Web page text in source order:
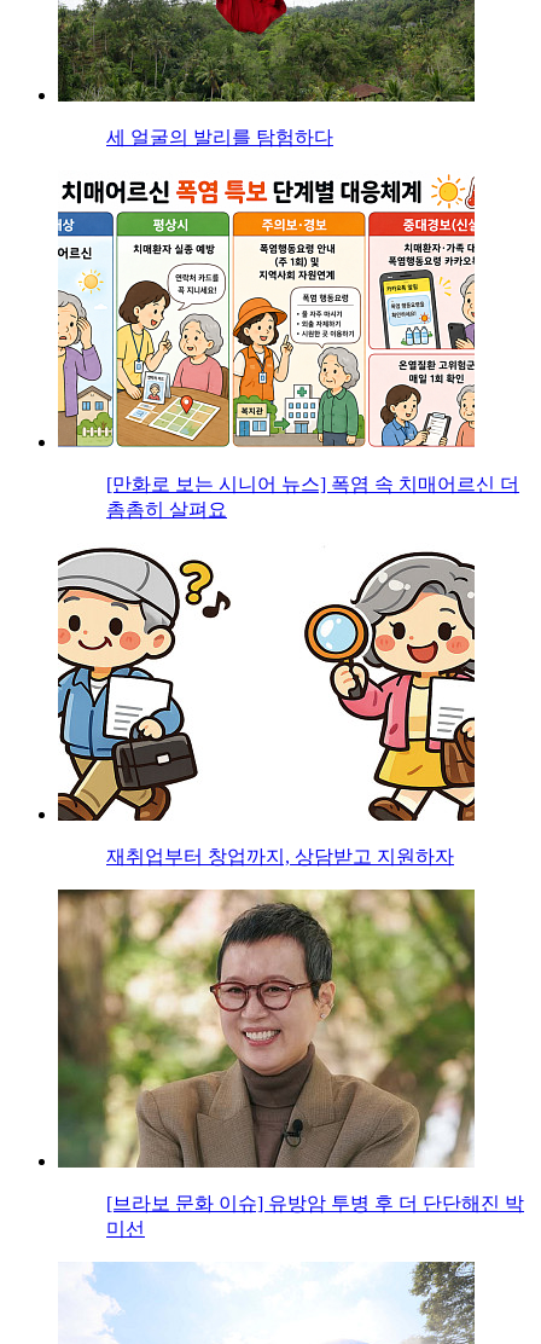
세 얼굴의 발리를 탐험하다
[만화로 보는 시니어 뉴스] 폭염 속 치매어르신 더
촘촘히 살펴요
재취업부터 창업까지, 상담받고 지원하자
[브라보 문화 이슈] 유방암 투병 후 더 단단해진 박
미선